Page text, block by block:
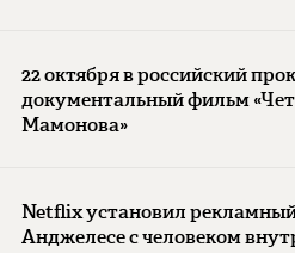
22 октября в российский
документальный фильм
Мамонова»
Netflix установил
Анджелесе с человеком